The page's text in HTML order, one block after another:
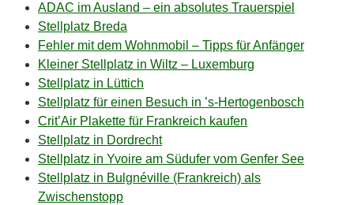
ADAC im Ausland – ein absolutes Trauerspiel
Stellplatz Breda
Fehler mit dem Wohnmobil – Tipps für Anfänger
Kleiner Stellplatz in Wiltz – Luxemburg
Stellplatz in Lüttich
Stellplatz für einen Besuch in ’s-Hertogenbosch
Crit’Air Plakette für Frankreich kaufen
Stellplatz in Dordrecht
Stellplatz in Yvoire am Südufer vom Genfer See
Stellplatz in Bulgnéville (Frankreich) als
Zwischenstopp